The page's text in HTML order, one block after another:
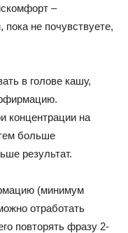
–
не почувствуете,
в голове кашу,
концентрации на
больше
результат.
(минимум
отработать
повторять фразу 2-